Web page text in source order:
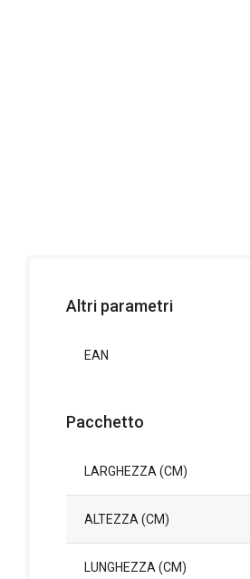
Altri parametri
EAN
Pacchetto
LARGHEZZA (CM)
ALTEZZA (CM)
LUNGHEZZA (CM)